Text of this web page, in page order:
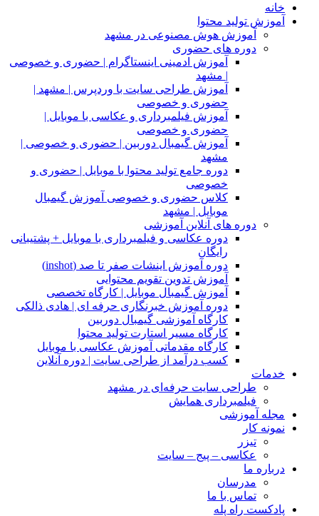
خانه
آموزش تولید محتوا
آموزش هوش مصنوعی در مشهد
دوره های حضوری
آموزش ادمینی اینستاگرام | حضوری و خصوصی
| مشهد
آموزش طراحی سایت با وردپرس | مشهد |
حضوری و خصوصی
آموزش فیلمبرداری و عکاسی با موبایل |
حضوری و خصوصی
آموزش گیمبال دوربین | حضوری و خصوصی |
مشهد
دوره جامع تولید محتوا با موبایل | حضوری و
خصوصی
کلاس حضوری و خصوصی آموزش گیمبال
موبایل | مشهد
دوره های آنلاین آموزشی
دوره عکاسی و فیلمبرداری با موبایل + پشتیبانی
رایگان
دوره آموزش اینشات صفر تا صد (inshot)
آموزش تدوین تقویم محتوایی
آموزش گیمبال موبایل | کارگاه تخصصی
دوره آموزش خبرنگاری حرفه ای | هادی ذالکی
کارگاه آموزشی گیمبال دوربین
کارگاه مسیر استارت تولید محتوا
کارگاه مقدماتی آموزش عکاسی با موبایل
کسب درآمد از طراحی سایت | دوره آنلاین
خدمات
طراحی سایت حرفه‌ای در مشهد
فیلمبرداری همایش
مجله آموزشی
نمونه کار
تیزر
عکاسی – پیج – سایت
درباره ما
مدرسان
تماس با ما
پادکست راه پله